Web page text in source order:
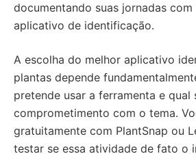
documentando suas jornadas com
aplicativo de identificação.
A escolha do melhor aplicativo
plantas depende
pretende usar a ferramenta e qual
comprometimento com o tema.
gratuitamente com PlantSnap ou
testar se essa atividade de fato o